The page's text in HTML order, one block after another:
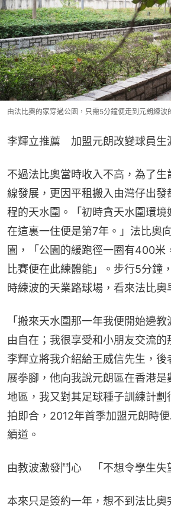
由法比奧的家穿過公園，只需5分鐘便走到元朗練波
李輝立推薦　加盟元朗改變球員生
不過法比奧當時收入不高，為了生
線發展，更因平租搬入由灣仔出發
程的天水圍。「初時貪天水圍環境
在這裏一住便是第7年。」法比奧
園，「公園的緩跑徑一圈有400米
比賽便在此練體能」。步行5分鐘
時練波的天業路球場，看來法比奧
「搬來天水圍那一年我便開始邊
由自在；我很享受和小朋友交流的
李輝立將我介紹給王威信先生，後
展拳腳，他向我說元朗區在香港是
地區，我又對其足球種子訓練計劃
拍即合，2012年首季加盟元朗時
續道。
由教波激發鬥心　「不想令學生失
本來只是簽約一年，想不到法比奧